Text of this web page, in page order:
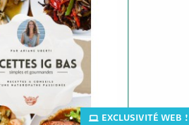
EXCLUSIVITÉ WEB !